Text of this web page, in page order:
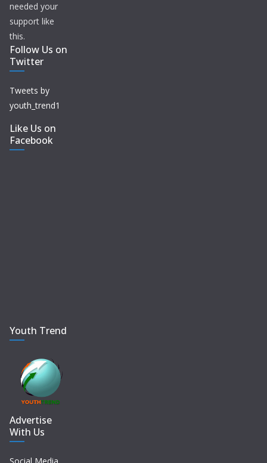
needed your
support like
this.
Follow Us on
Twitter
Tweets by
youth_trend1
Like Us on
Facebook
Youth Trend
Advertise
With Us